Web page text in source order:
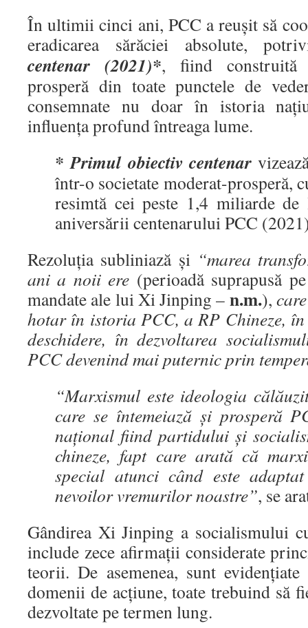
În ultimii cinci ani, PCC a reușit să
eradicarea sărăciei absolute,
centenar (2021)*, fiind construită
prosperă din toate punctele de
consemnate nu doar în istoria
influența profund întreaga lume.
* Primul obiectiv centenar
într-o societate moderat-prosperă,
resimtă cei peste 1,4 miliarde
aniversării centenarului PCC
Rezoluția subliniază și “marea
ani a noii ere (perioadă suprapusă
mandate ale lui Xi Jinping –n.m.),
hotar în istoria PCC, a RP Chineze,
deschidere, în dezvoltarea
PCC devenind mai puternic prin
“Marxismul este ideologia
care se întemeiază și prosperă
național fiind partidului și
chineze, fapt care arată că
special atunci când este
nevoilor vremurilor noastre”, se
Gândirea Xi Jinping a socialismului
include zece afirmații considerate
teorii. De asemenea, sunt
domenii de acțiune, toate trebuind să
dezvoltate pe termen lung.